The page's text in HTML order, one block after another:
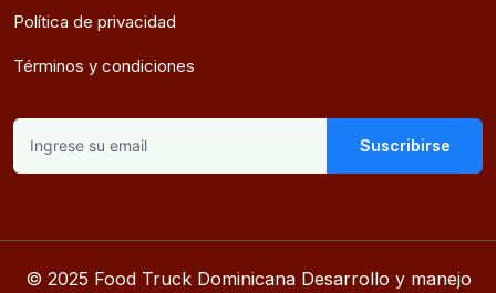
Política de privacidad
Términos y condiciones
Suscribirse
© 2025 Food Truck Dominicana Desarrollo y manejo